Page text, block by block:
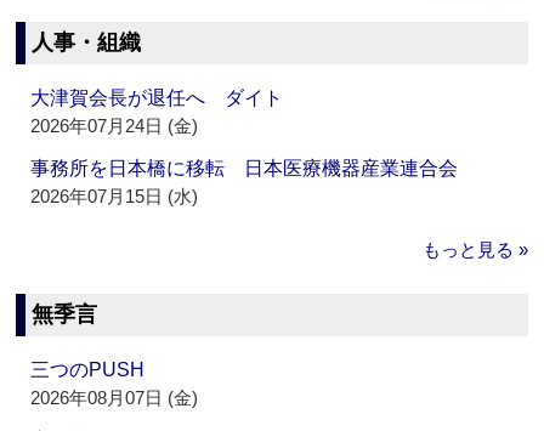
人事・組織
大津賀会長が退任へ ダイト
2026年07月24日 (金)
事務所を日本橋に移転 日本医療機器産業連合会
2026年07月15日 (水)
もっと見る »
無季言
三つのPUSH
2026年08月07日 (金)